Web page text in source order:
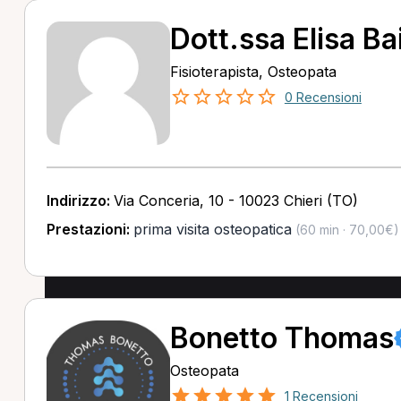
Dott.ssa Elisa
Fisioterapista, Osteopata
0 Recensioni
Indirizzo: Via Conceria, 10 - 10023 Chieri (TO)
Prestazioni: prima visita osteopatica(60 min · 70,00€)
Bonetto Thomas
Osteopata
1 Recensioni